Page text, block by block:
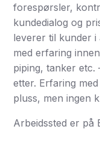
forespørsler,
kundedialog og
leverer til kunder i
med erfaring
piping, tanker etc.
etter. Erfaring
pluss, men ingen
Arbeidssted er på